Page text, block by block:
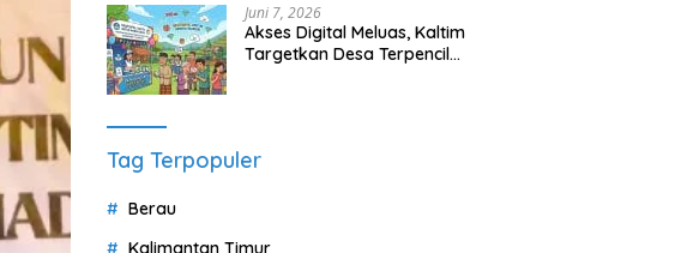
Juni 7, 2026
Akses Digital Meluas, Kaltim
Targetkan Desa Terpencil
Tag Terpopuler
Berau
Kalimantan Timur